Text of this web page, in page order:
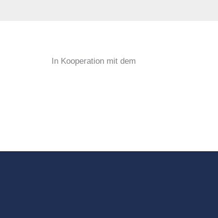
In Kooperation mit dem